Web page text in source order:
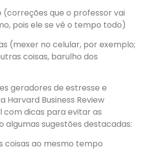
(correções que o professor vai
pois ele se vê o tempo todo)
(mexer no celular, por exemplo;
coisas, barulho dos
geradores de estresse e
Harvard Business Review
com dicas para evitar as
algumas sugestões destacadas:
coisas ao mesmo tempo